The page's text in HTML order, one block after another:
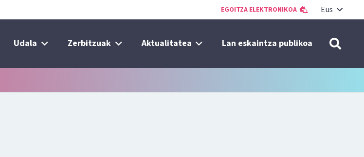
EGOITZA ELEKTRONIKOA Eus
Udala Zerbitzuak Aktualitatea Lan eskaintza publikoa